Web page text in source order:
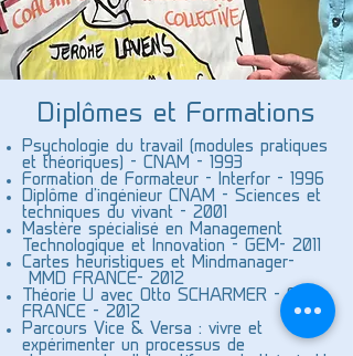
Diplômes et Formations
Psychologie du travail (modules pratiques
et théoriques) - CNAM - 1993
Formation de Formateur - Interfor - 1996
Diplôme d'ingénieur CNAM - Sciences et
techniques du vivant - 2001
Mastère spécialisé en Management
Technologique et Innovation - GEM- 2011
Cartes heuristiques et Mindmanager-
MMD FRANCE- 2012
Théorie U avec Otto SCHARMER - SOL
FRANCE - 2012
Parcours Vice & Versa : vivre et
expérimenter un processus de